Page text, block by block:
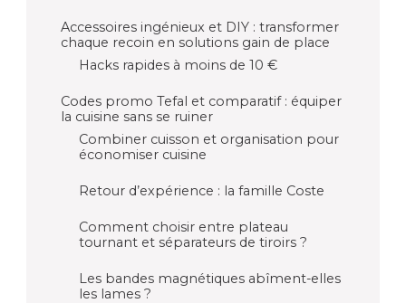
Accessoires ingénieux et DIY : transformer
chaque recoin en solutions gain de place
Hacks rapides à moins de 10 €
Codes promo Tefal et comparatif : équiper
la cuisine sans se ruiner
Combiner cuisson et organisation pour
économiser cuisine
Retour d’expérience : la famille Coste
Comment choisir entre plateau
tournant et séparateurs de tiroirs ?
Les bandes magnétiques abîment-elles
les lames ?